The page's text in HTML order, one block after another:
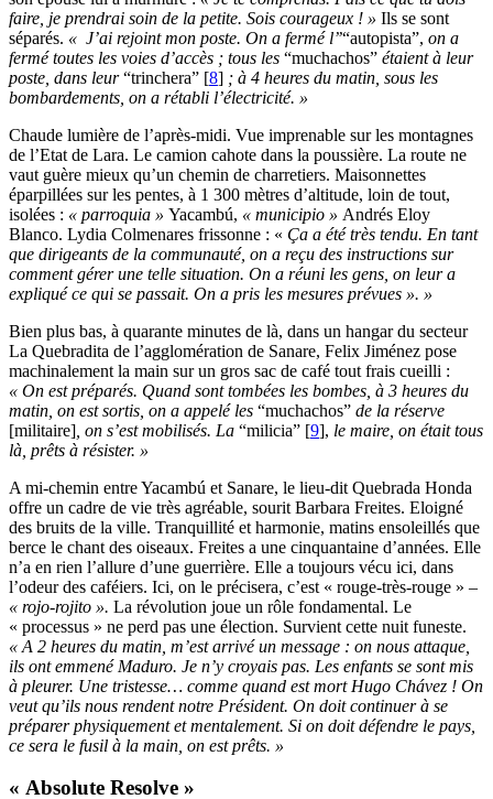
faire, je prendrai soin de la petite. Sois courageux ! » Ils se sont
séparés. « J’ai rejoint mon poste. On a fermé l’’“autopista”, on a
fermé toutes les voies d’accès ; tous les “muchachos” étaient à leur
poste, dans leur“trinchera” [8] ; à 4 heures du matin, sous les
bombardements, on a rétabli l’électricité. »
Chaude lumière de l’après-midi. Vue imprenable sur les montagnes
de l’Etat de Lara. Le camion cahote dans la poussière. La route ne
vaut guère mieux qu’un chemin de charretiers. Maisonnettes
éparpillées sur les pentes, à 1 300 mètres d’altitude, loin de tout,
isolées : « parroquia » Yacambú, « municipio » Andrés Eloy
Blanco. Lydia Colmenares frissonne : « Ça a été très tendu. En tant
que dirigeants de la communauté, on a reçu des instructions sur
comment gérer une telle situation. On a réuni les gens, on leur a
expliqué ce qui se passait. On a pris les mesures prévues ». »
Bien plus bas, à quarante minutes de là, dans un hangar du secteur
La Quebradita de l’agglomération de Sanare, Felix Jiménez pose
machinalement la main sur un gros sac de café tout frais cueilli :
« On est préparés. Quand sont tombées les bombes, à 3 heures du
matin, on est sortis, on a appelé les “muchachos” de la réserve
[militaire] , on s’est mobilisés. La “milicia” [9], le maire, on était tous
là, prêts à résister. »
A mi-chemin entre Yacambú et Sanare, le lieu-dit Quebrada Honda
offre un cadre de vie très agréable, sourit Barbara Freites. Eloigné
des bruits de la ville. Tranquillité et harmonie, matins ensoleillés que
berce le chant des oiseaux. Freites a une cinquantaine d’années. Elle
n’a en rien l’allure d’une guerrière. Elle a toujours vécu ici, dans
l’odeur des caféiers. Ici, on le précisera, c’est « rouge-très-rouge » –
« rojo-rojito ». La révolution joue un rôle fondamental. Le
« processus » ne perd pas une élection. Survient cette nuit funeste.
« A 2 heures du matin, m’est arrivé un message : on nous attaque,
ils ont emmené Maduro. Je n’y croyais pas. Les enfants se sont mis
à pleurer. Une tristesse… comme quand est mort Hugo Chávez ! On
veut qu’ils nous rendent notre Président. On doit continuer à se
préparer physiquement et mentalement. Si on doit défendre le pays,
ce sera le fusil à la main, on est prêts. »
« Absolute Resolve »